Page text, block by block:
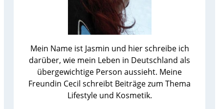
Mein Name ist Jasmin und hier schreibe ich
darüber, wie mein Leben in Deutschland als
übergewichtige Person aussieht. Meine
Freundin Cecil schreibt Beiträge zum Thema
Lifestyle und Kosmetik.